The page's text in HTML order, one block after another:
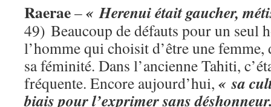
Raerae–« Herenui était gaucher,
49) Beaucoup de défauts pour un seul
l’homme qui choisit d’être une
sa féminité. Dans l’ancienne Tahiti,
fréquente. Encore aujourd’hui, « sa
biais pour l’exprimer sans